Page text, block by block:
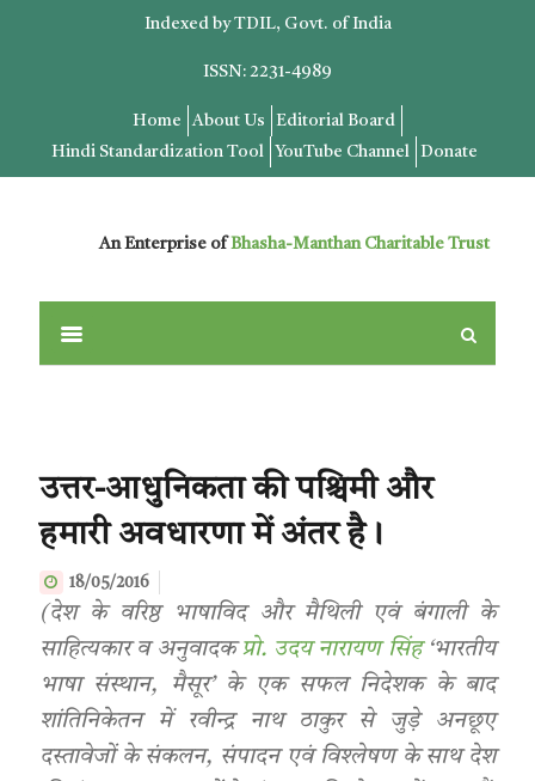
Indexed by TDIL, Govt. of India
ISSN: 2231-4989
Home About Us
Editorial Board
Hindi Standardization Tool
YouTube Channel Donate
An Enterprise ofBhasha-Manthan Charitable Trust
उत्तर-आधुनिकता की पश्चिमी और
हमारी अवधारणा में अंतर है।
18/05/2016
(देश के वरिष्ठ भाषाविद और मैथिली एवं बंगाली के
साहित्यकार व अनुवादकप्रो. उदय नारायण सिंह‘भारतीय
भाषा संस्थान, मैसूर’ के एक सफल निदेशक के बाद
शांतिनिकेतन में रवीन्द्र नाथ ठाकुर से जुड़े अनछूए
दस्तावेजों के संकलन, संपादन एवं विश्लेषण के साथ देश